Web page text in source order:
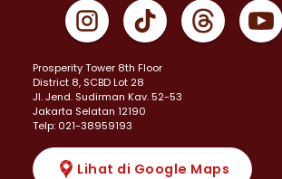
Prosperity Tower 8th Floor
District 8, SCBD Lot 28
JI. Jend. Sudirman Kav. 52-53
Jakarta Selatan 12190
Telp: 021-38959193
Lihat di Google Maps